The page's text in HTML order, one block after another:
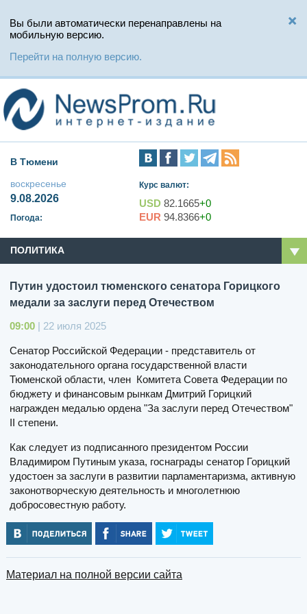
Вы были автоматически перенаправлены на
мобильную версию.
Перейти на полную версию.
В Тюмени
воскресенье
9.08.2026
Погода:
Курс валют:
USD 82.1665+0
EUR 94.8366+0
ПОЛИТИКА
Путин удостоил тюменского сенатора Горицкого
медали за заслуги перед Отечеством
09:00 | 22 июля 2025
Сенатор Российской Федерации - представитель от
законодательного органа государственной власти
Тюменской области, член Комитета Совета Федерации по
бюджету и финансовым рынкам Дмитрий Горицкий
награжден медалью ордена "За заслуги перед Отечеством"
II степени.
Как следует из подписанного президентом России
Владимиром Путиным указа, госнаграды сенатор Горицкий
удостоен за заслуги в развитии парламентаризма, активную
законотворческую деятельность и многолетнюю
добросовестную работу.
Материал на полной версии сайта